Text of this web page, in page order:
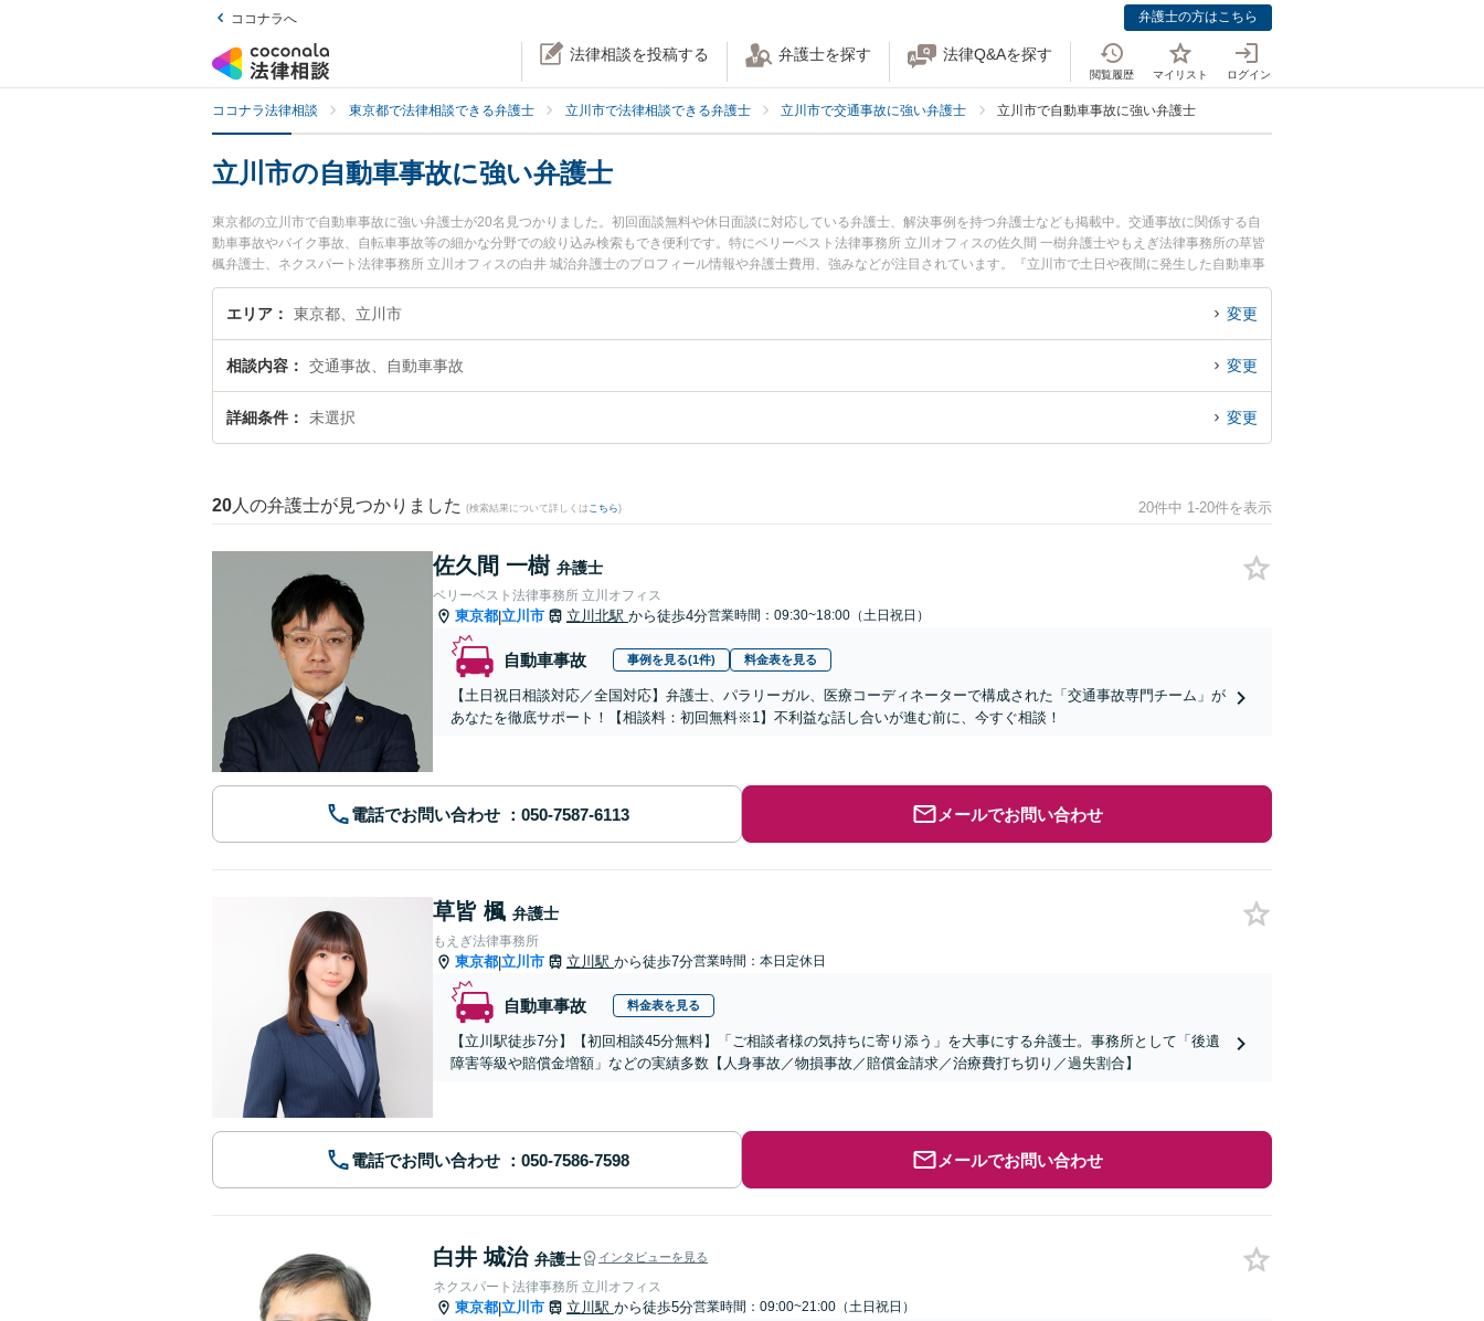
ココナラへ 弁護士の方はこちら
法律相談を投稿する 弁護士を探す 法律Q&Aを探す
閲覧履歴 マイリスト ログイン
ココナラ法律相談 東京都で法律相談できる弁護士 立川市で法律相談できる弁護士 立川市で交通事故に強い弁護士 立川市で自動車事故に強い弁護士
立川市の自動車事故に強い弁護士
東京都の立川市で自動車事故に強い弁護士が20名見つかりました。初回面談無料や休日面談に対応している弁護士、解決事例を持つ弁護士なども掲載中。交通事故に関係する自
動車事故やバイク事故、自転車事故等の細かな分野での絞り込み検索もでき便利です。特にベリーベスト法律事務所 立川オフィスの佐久間 一樹弁護士やもえぎ法律事務所の草皆
楓弁護士、ネクスパート法律事務所 立川オフィスの白井 城治弁護士のプロフィール情報や弁護士費用、強みなどが注目されています。『立川市で土日や夜間に発生した自動車事
故のトラブルを今すぐに弁護士に相談したい』『自動車事故のトラブル解決の実績豊富な近くの弁護士を検索したい』『初回相談無料で自動車事故を法律相談できる立川市内の弁
護士に相談予約したい』などでお困りの相談者さんにおすすめです。
エリア 東京都、立川市 変更
相談内容 交通事故、自動車事故 変更
詳細条件 未選択 変更
20 人の弁護士が見つかりました (検索結果について詳しくは こちら) 20件中 1-20件を表示
佐久間 一樹 弁護士
ベリーベスト法律事務所 立川オフィス
東京都|立川市 立川北駅 から徒歩4分営業時間：09:30~18:00（土日祝日）
自動車事故 事例を見る(1件) 料金表を見る
【土日祝日相談対応／全国対応】弁護士、パラリーガル、医療コーディネーターで構成された「交通事故専門チーム」が
あなたを徹底サポート！【相談料：初回無料※1】不利益な話し合いが進む前に、今すぐ相談！
電話でお問い合わせ メールでお問い合わせ
草皆 楓 弁護士
もえぎ法律事務所
東京都|立川市 立川駅 から徒歩7分営業時間：本日定休日
自動車事故 料金表を見る
【立川駅徒歩7分】【初回相談45分無料】「ご相談者様の気持ちに寄り添う」を大事にする弁護士。事務所として「後遺
障害等級や賠償金増額」などの実績多数【人身事故／物損事故／賠償金請求／治療費打ち切り／過失割合】
電話でお問い合わせ メールでお問い合わせ
白井 城治 弁護士 インタビューを見る
ネクスパート法律事務所 立川オフィス
東京都|立川市 立川駅 から徒歩5分営業時間：09:00~21:00（土日祝日）